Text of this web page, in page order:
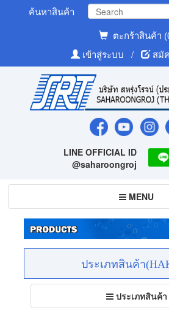
ค้นหาสินค้า
ตะกร้าสินค้า
เข้าสู่ระบบ
/ สมั
LINE OFFICIAL ID
@saharoongroj
Toggle
navigation
MENU
ประเภทสินค้า
Toggle
ประเภทสินค้า